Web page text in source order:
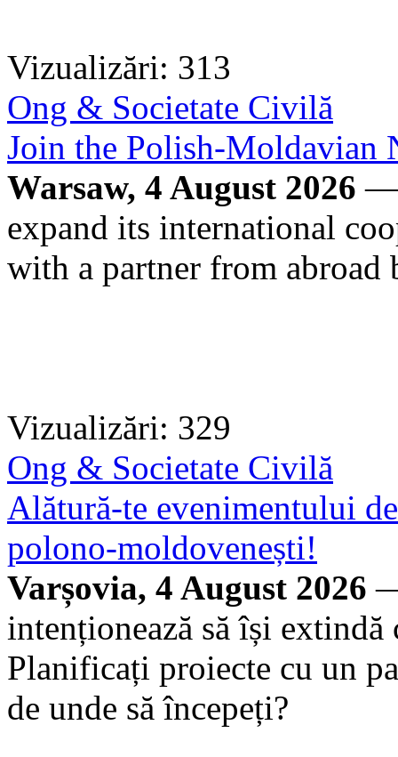
Vizualizări: 313
Ong & Societate Civilă
Join the Polish-Moldavian
Warsaw, 4 August 2026 —
expand its international
with a partner from abroad
Vizualizări: 329
Ong & Societate Civilă
Alătură-te evenimentului
polono-moldovenești!
Varșovia, 4 August 2026
intenționează să își extindă
Planificați proiecte cu un
de unde să începeți?